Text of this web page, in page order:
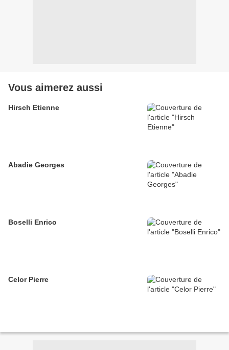
Vous aimerez aussi
Hirsch Etienne
Abadie Georges
Boselli Enrico
Celor Pierre